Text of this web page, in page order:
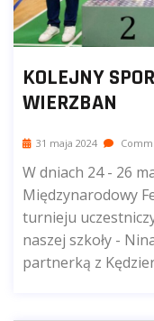
KOLEJNY
WIERZBAN
31 maja 2024
W dniach 24 - 26
Międzynarodowy
turnieju
naszej szkoły -
partnerką z